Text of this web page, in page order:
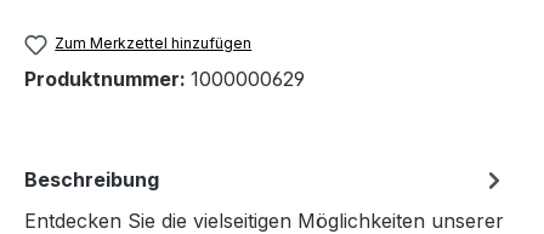
Zum Merkzettel hinzufügen
Produktnummer: 1000000629
Beschreibung
Entdecken Sie die vielseitigen Möglichkeiten unserer